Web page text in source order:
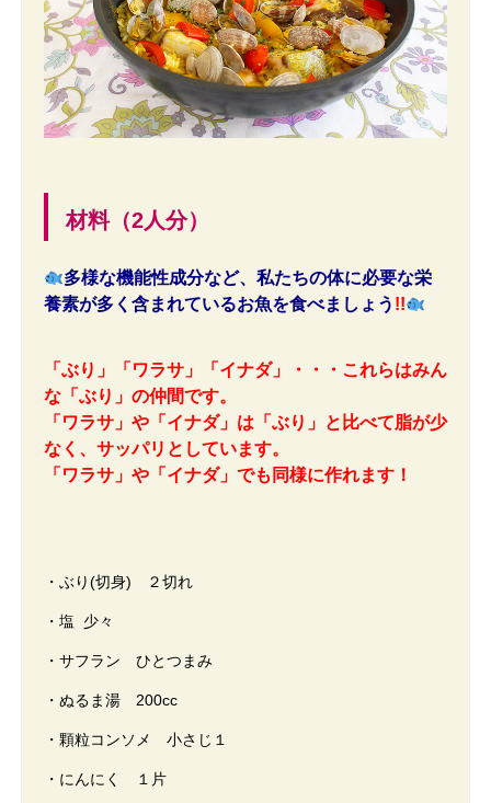
材料（2人分）
多様な機能性成分など、私たちの体に必要な栄
養素が多く含まれているお魚を食べましょう !!
「ぶり」「ワラサ」「イナダ」・・・これらはみん
な「ぶり」の仲間です。
「ワラサ」や「イナダ」は「ぶり」と比べて脂が少
なく、サッパリとしています。
「ワラサ」や「イナダ」でも同様に作れます！
・ぶり(切身) ２切れ
・塩 少々
・サフラン ひとつまみ
・ぬるま湯 200cc
・顆粒コンソメ 小さじ１
・にんにく １片